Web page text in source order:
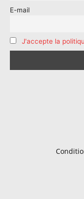
E-mail
J'accepte la